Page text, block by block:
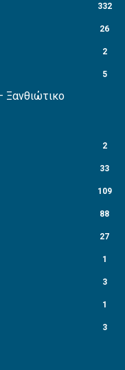
332
26
2
5
Ξανθιώτικο
2
33
109
88
27
1
3
1
3